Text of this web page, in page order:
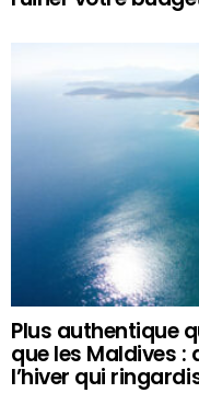
Plus authentique
que les Maldives :
l’hiver qui